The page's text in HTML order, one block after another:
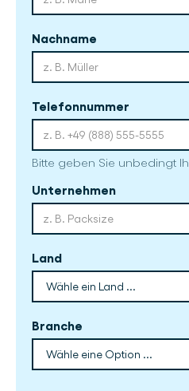
Nachname
Telefonnummer
Bitte geben Sie unbedingt
Unternehmen
Land
Branche